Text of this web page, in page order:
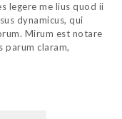
legere me lius quod ii
dynamicus, qui
Mirum est notare
parum claram,